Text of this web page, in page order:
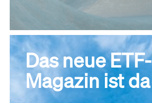
Alle Events
Das neue ETF-
Magazin ist da